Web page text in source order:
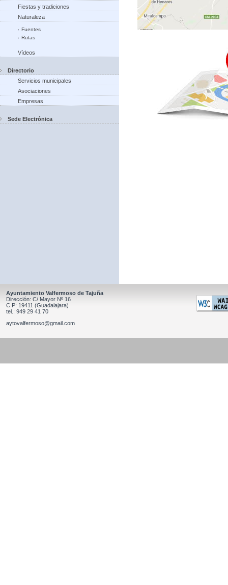
Fiestas y tradiciones
Naturaleza
Fuentes
Rutas
Vídeos
Directorio
Servicios municipales
Asociaciones
Empresas
Sede Electrónica
Ayuntamiento Valfermoso de Tajuña
Dirección: C/ Mayor Nº 16
C.P: 19411 (Guadalajara)
tel.: 949 29 41 70
aytovalfermoso@gmail.com